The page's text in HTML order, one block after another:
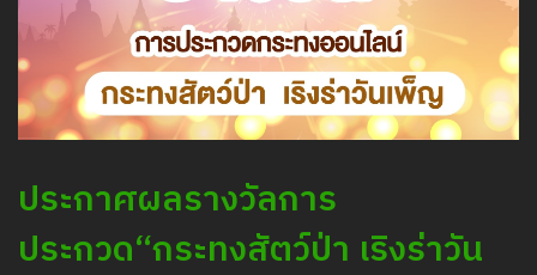
ประกาศผลรางวัลการ
ประกวด“กระทงสัตว์ป่า เริงร่าวัน